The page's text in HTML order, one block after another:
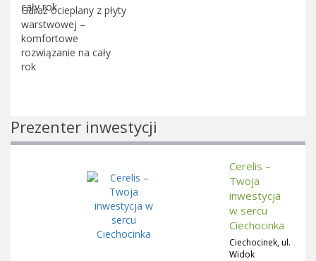
Garaż ocieplany z płyty
warstwowej –
komfortowe
rozwiązanie na cały
rok
Prezenter inwestycji
Cerelis –
Twoja
inwestycja
w sercu
Ciechocinka
Ciechocinek, ul.
Widok